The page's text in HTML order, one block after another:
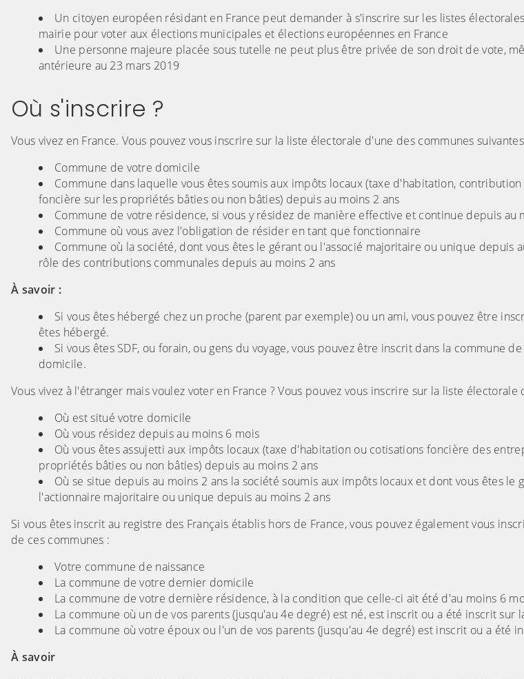
Un citoyen européen résidant en France peut demander à s'inscrire sur les listes
mairie pour voter aux élections municipales et élections européennes en France
Une personne majeure placée sous tutelle ne peut plus être privée de son droit de vote,
antérieure au 23 mars 2019
Où s'inscrire ?
Vous vivez en France. Vous pouvez vous inscrire sur la liste électorale d'une des communes
Commune de votre domicile
Commune dans laquelle vous êtes soumis aux impôts locaux (taxe d'habitation,
foncière sur les propriétés bâties ou non bâties) depuis au moins 2 ans
Commune de votre résidence, si vous y résidez de manière effective et continue depuis au
Commune où vous avez l'obligation de résider en tant que fonctionnaire
Commune où la société, dont vous êtes le gérant ou l'associé majoritaire ou unique depuis
rôle des contributions communales depuis au moins 2 ans
À savoir :
Si vous êtes hébergé chez un proche (parent par exemple) ou un ami, vous pouvez être
êtes hébergé.
Si vous êtes SDF, ou forain, ou gens du voyage, vous pouvez être inscrit dans la commune
domicile.
Vous vivez à l'étranger mais voulez voter en France ? Vous pouvez vous inscrire sur la liste électorale
Où est situé votre domicile
Où vous résidez depuis au moins 6 mois
Où vous êtes assujetti aux impôts locaux (taxe d'habitation ou cotisations foncière des
propriétés bâties ou non bâties) depuis au moins 2 ans
Où se situe depuis au moins 2 ans la société soumis aux impôts locaux et dont vous êtes le
l'actionnaire majoritaire ou unique depuis au moins 2 ans
Si vous êtes inscrit au registre des Français établis hors de France, vous pouvez également vous
de ces communes :
Votre commune de naissance
La commune de votre dernier domicile
La commune de votre dernière résidence, à la condition que celle-ci ait été d'au moins 6
La commune où un de vos parents (jusqu'au 4e degré) est né, est inscrit ou a été inscrit sur
La commune où votre époux ou l'un de vos parents (jusqu'au 4e degré) est inscrit ou a été
À savoir